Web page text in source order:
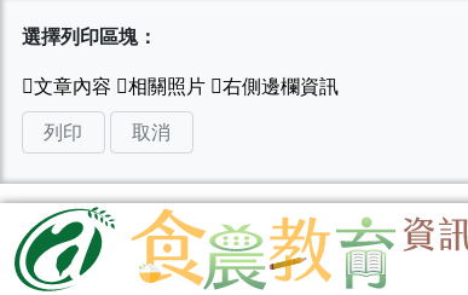
選擇列印區塊：
列印 取消